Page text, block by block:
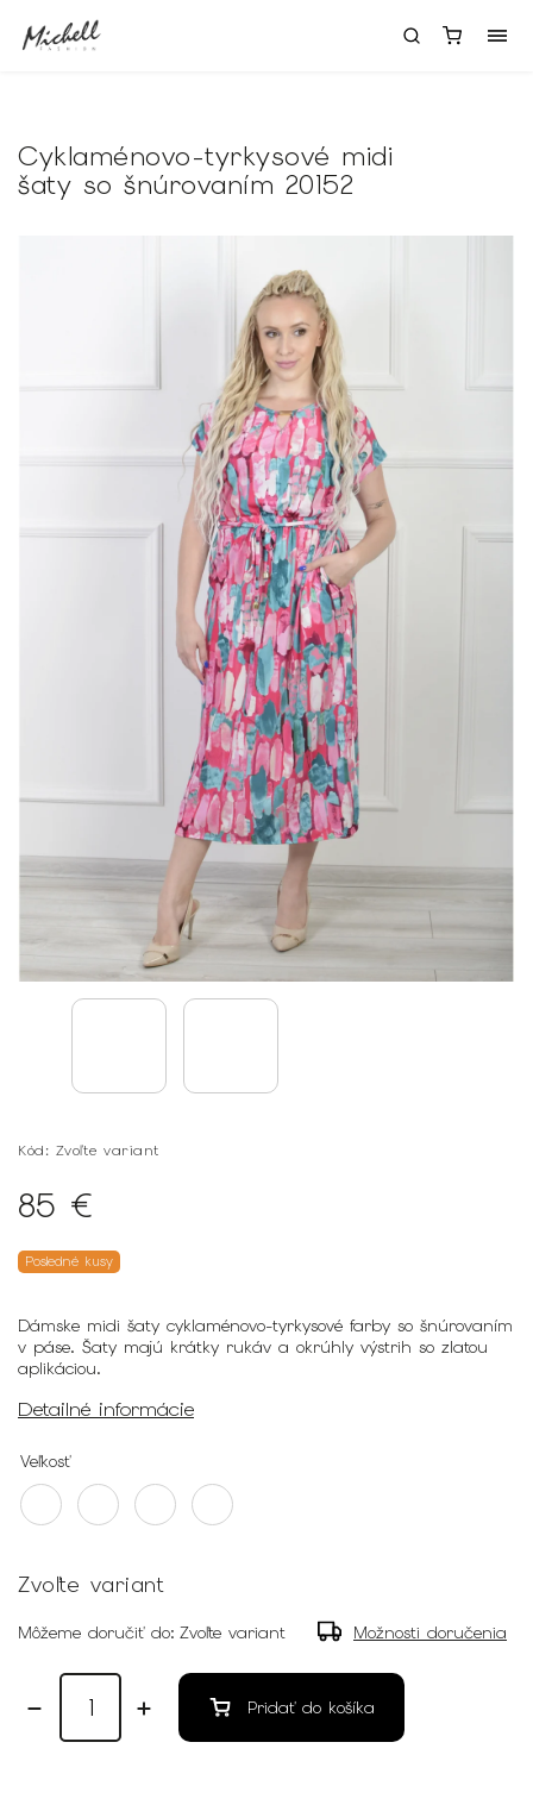
Cyklaménovo-tyrkysové midi
šaty so šnúrovaním 20152
Kód: Zvoľte variant
85 €
Dámske midi šaty cyklaménovo-tyrkysové farby so šnúrovaním
v páse. Šaty majú krátky rukáv a okrúhly výstrih so zlatou
aplikáciou.
Detailné informácie
Posledné kusy
Veľkosť
Zvoľte variant
Môžeme doručiť do: Zvoľte variant Možnosti doručenia
Pridať do košíka